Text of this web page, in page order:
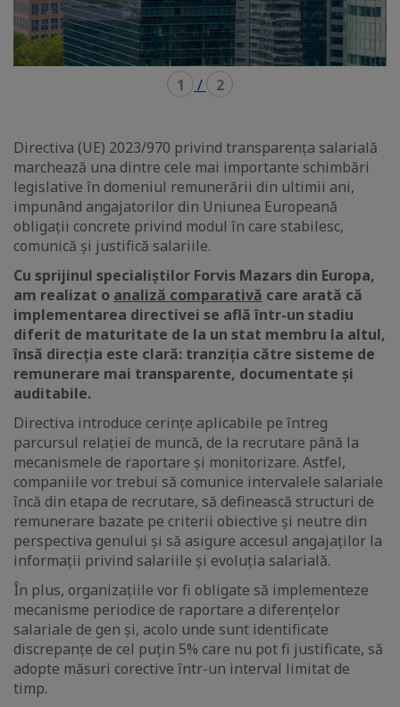
1 / 2
Directiva (UE) 2023/970 privind transparența salarială
marchează una dintre cele mai importante schimbări
legislative în domeniul remunerării din ultimii ani,
impunând angajatorilor din Uniunea Europeană
obligații concrete privind modul în care stabilesc,
comunică și justifică salariile.
Cu sprijinul specialiștilor Forvis Mazars din Europa,
am realizat o analiză comparativă care arată că
implementarea directivei se află într-un stadiu
diferit de maturitate de la un stat membru la altul,
însă direcția este clară: tranziția către sisteme de
remunerare mai transparente, documentate și
auditabile.
Directiva introduce cerințe aplicabile pe întreg
parcursul relației de muncă, de la recrutare până la
mecanismele de raportare și monitorizare. Astfel,
companiile vor trebui să comunice intervalele salariale
încă din etapa de recrutare, să definească structuri de
remunerare bazate pe criterii obiective și neutre din
perspectiva genului și să asigure accesul angajaților la
informații privind salariile și evoluția salarială.
În plus, organizațiile vor fi obligate să implementeze
mecanisme periodice de raportare a diferențelor
salariale de gen și, acolo unde sunt identificate
discrepanțe de cel puțin 5% care nu pot fi justificate, să
adopte măsuri corective într-un interval limitat de
timp.